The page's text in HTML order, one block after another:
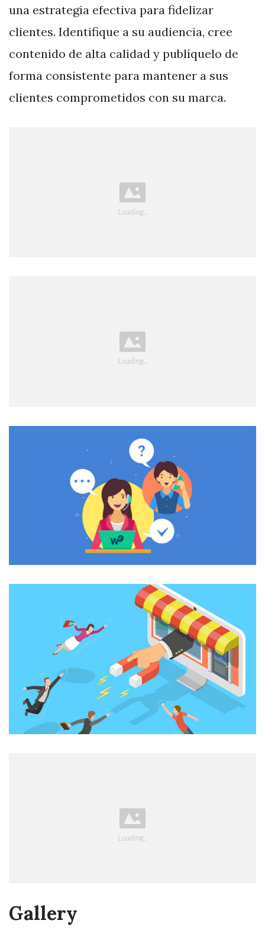
una estrategia efectiva para fidelizar
clientes. Identifique a su audiencia, cree
contenido de alta calidad y publíquelo de
forma consistente para mantener a sus
clientes comprometidos con su marca.
Gallery